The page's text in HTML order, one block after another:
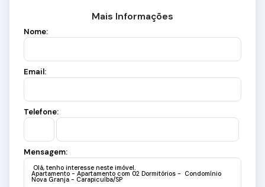
Mais Informações
Nome:
Email:
Telefone:
Mensagem: